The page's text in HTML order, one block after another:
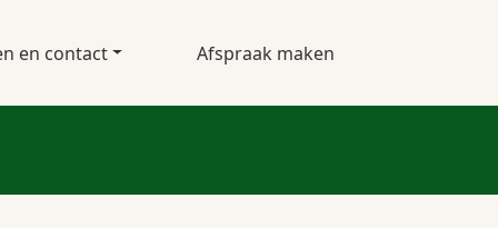
en contact Afspraak maken